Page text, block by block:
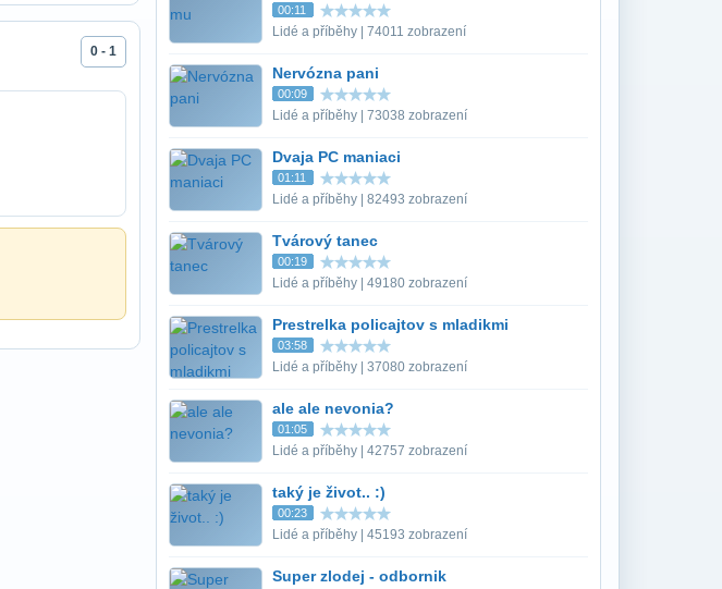
0 - 1
00:11
Lidé a příběhy | 74011 zobrazení
Nervózna pani
00:09
Lidé a příběhy | 73038 zobrazení
Dvaja PC maniaci
01:11
Lidé a příběhy | 82493 zobrazení
Tvárový tanec
00:19
Lidé a příběhy | 49180 zobrazení
Prestrelka policajtov s mladikmi
03:58
Lidé a příběhy | 37080 zobrazení
ale ale nevonia?
01:05
Lidé a příběhy | 42757 zobrazení
taký je život.. :)
00:23
Lidé a příběhy | 45193 zobrazení
Super zlodej - odbornik